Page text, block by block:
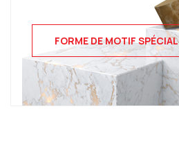
FORME DE MOTIF SPÉCIAL